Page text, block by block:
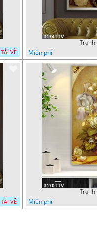
TẢI VỀ
Miễn phí
TẢI VỀ
Miễn phí